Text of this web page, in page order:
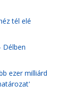
tél elé
Délben
ezer milliárd